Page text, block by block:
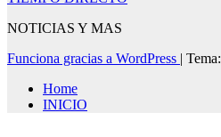
NOTICIAS Y MAS
Funciona gracias a WordPress | Tema:
Home
INICIO